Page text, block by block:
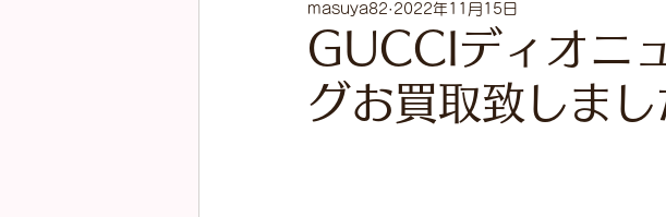
営業カレンダー
GUCCIディオニ
グお買取致しまし
masuya82 2022年11月15日